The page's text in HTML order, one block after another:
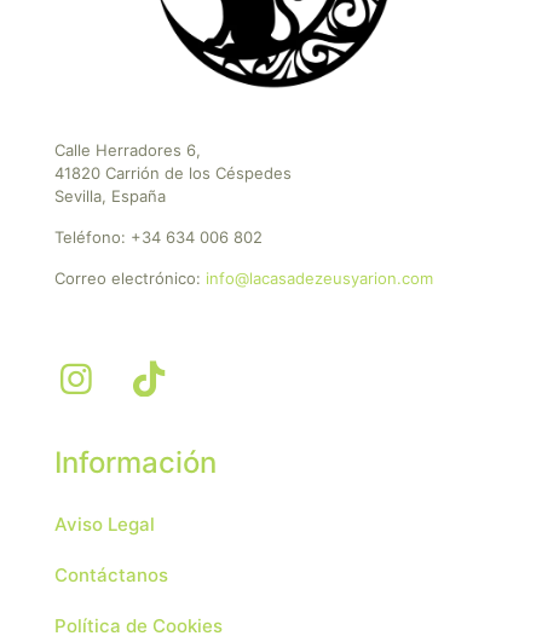
Calle Herradores 6,
41820 Carrión de los Céspedes
Sevilla, España
Teléfono: +34 634 006 802
Correo electrónico: info@lacasadezeusyarion.com
Información
Aviso Legal
Contáctanos
Política de Cookies